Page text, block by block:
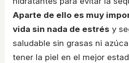
Aparte de ello es muy
vida sin nada de estrés y
saludable sin grasas ni
tener la piel en el mejor